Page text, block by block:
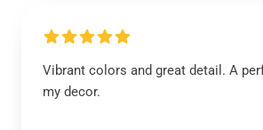
Vibrant colors and great detail. A
my decor.